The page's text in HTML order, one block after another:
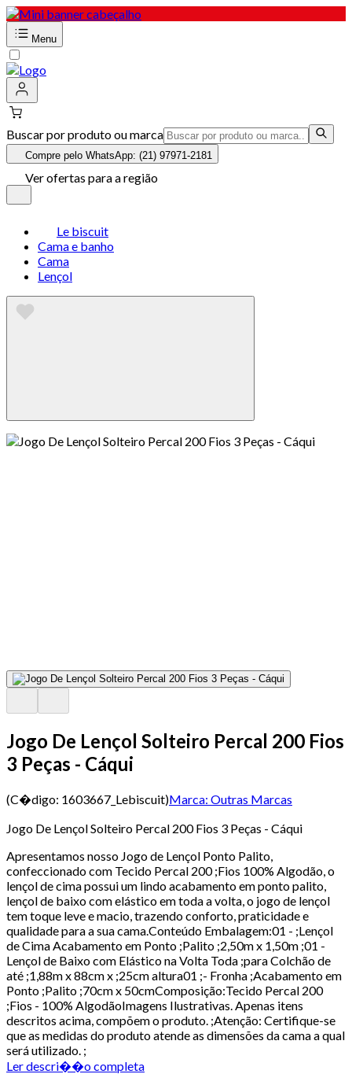
Menu
Buscar por produto ou marca
Compre pelo WhatsApp: (21) 97971-2181
Ver ofertas para a região
Le biscuit
Cama e banho
Cama
Lençol
Jogo De Lençol Solteiro Percal 200 Fios
3 Peças - Cáqui
(C�digo: 1603667_Lebiscuit)Marca: Outras Marcas
Jogo De Lençol Solteiro Percal 200 Fios 3 Peças - Cáqui
Apresentamos nosso Jogo de Lençol Ponto Palito,
confeccionado com Tecido Percal 200 ;Fios 100% Algodão, o
lençol de cima possui um lindo acabamento em ponto palito,
lençol de baixo com elástico em toda a volta, o jogo de lençol
tem toque leve e macio, trazendo conforto, praticidade e
qualidade para a sua cama.Conteúdo Embalagem:01 - ;Lençol
de Cima Acabamento em Ponto ;Palito ;2,50m x 1,50m ;01 -
Lençol de Baixo com Elástico na Volta Toda ;para Colchão de
até ;1,88m x 88cm x ;25cm altura01 ;- Fronha ;Acabamento em
Ponto ;Palito ;70cm x 50cmComposição:Tecido Percal 200
;Fios - 100% AlgodãoImagens Ilustrativas. Apenas itens
descritos acima, compõem o produto. ;Atenção: Certifique-se
que as medidas do produto atende as dimensões da cama a qual
será utilizado. ;
Ler descri��o completa